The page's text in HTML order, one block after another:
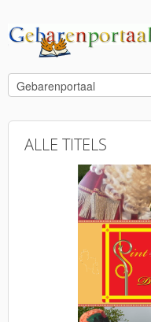
ALLE TITELS